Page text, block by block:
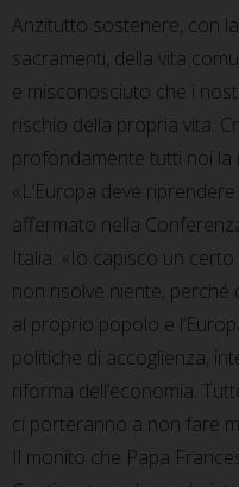
Anzitutto sostenere, con
sacramenti, della vita
e misconosciuto che i
rischio della propria vita.
profondamente tutti noi la
«L’Europa deve
affermato nella
Italia. «Io capisco un
non risolve niente, perché
al proprio popolo e
politiche di accoglienza,
riforma dell’economia.
ci porteranno a non fare
Il monito che Papa